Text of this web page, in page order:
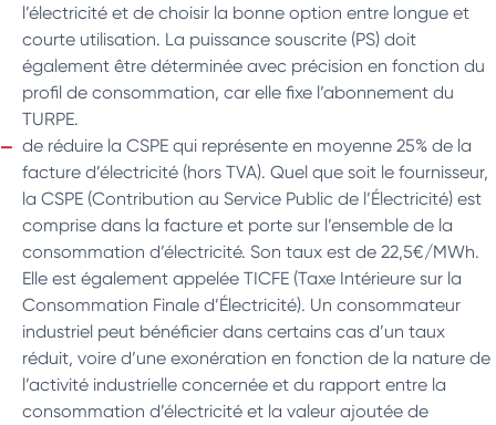
l’électricité et de choisir la bonne option entre longue et
courte utilisation. La puissance souscrite (PS) doit
également être déterminée avec précision en fonction du
profil de consommation, car elle fixe l’abonnement du
TURPE.
de réduire la CSPE qui représente en moyenne 25% de la
facture d’électricité (hors TVA). Quel que soit le fournisseur,
la CSPE (Contribution au Service Public de l’Électricité) est
comprise dans la facture et porte sur l’ensemble de la
consommation d’électricité. Son taux est de 22,5€/MWh.
Elle est également appelée TICFE (Taxe Intérieure sur la
Consommation Finale d’Électricité). Un consommateur
industriel peut bénéficier dans certains cas d’un taux
réduit, voire d’une exonération en fonction de la nature de
l’activité industrielle concernée et du rapport entre la
consommation d’électricité et la valeur ajoutée de